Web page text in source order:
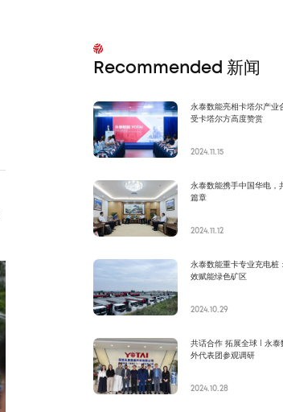
Recommended 新闻
永泰数能亮相卡塔尔产业
受卡塔尔方高度赞赏
2024.11.15
永泰数能携手中国华电，
篇章
2024.11.12
永泰数能重卡专业充电桩
效赋能绿色矿区
2024.10.29
共话合作 拓展全球 I 永泰
外代表团参观调研
2024.10.28